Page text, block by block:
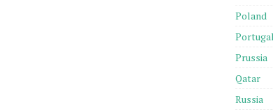
Poland
Prussia
Qatar
Russia